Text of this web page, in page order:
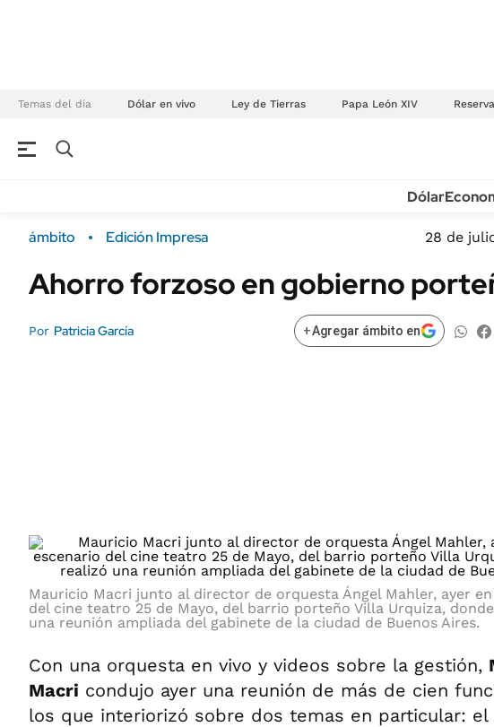
Temas del día Dólar en vivo Ley de Tierras Papa León XIV
Campo Sustentabilidad
ENERGY REPORT
Dólar
ámbito Edición Impresa 28 de
Ahorro forzoso en gobierno
Por Patricia García +Agregar ámbito en
Mauricio Macri junto al director de orquesta Ángel Mahler, ayer
del cine teatro 25 de Mayo, del barrio porteño Villa Urquiza,
una reunión ampliada del gabinete de la ciudad de Buenos Aires.
Con una orquesta en vivo y videos sobre la gestión,
Macri condujo ayer una reunión de más de cien
los que interiorizó sobre dos temas en particular: el